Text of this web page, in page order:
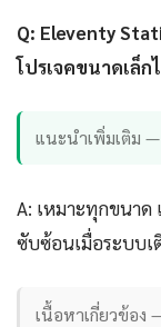
Q: Eleventy
โปรเจคขนาดเล็ก
แนะนำเพิ่มเติม —
A: เหมาะทุกขนาด
ซับซ้อนเมื่อระบบเ
เนื้อหาเกี่ยวข้อง